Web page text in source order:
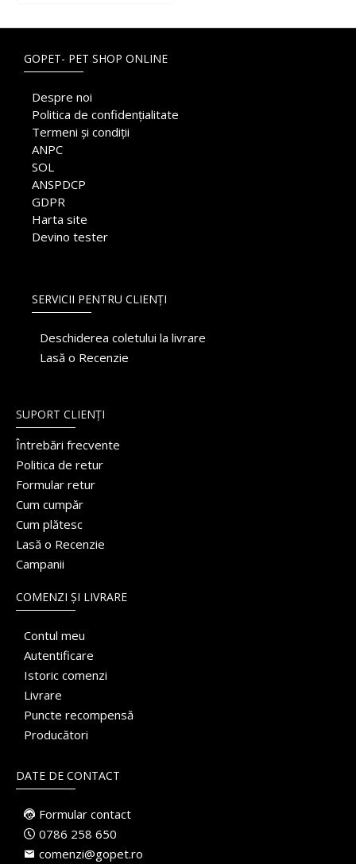
GOPET- PET SHOP ONLINE
Despre noi
Politica de confidențialitate
Termeni și condiții
ANPC
SOL
ANSPDCP
GDPR
Harta site
Devino tester
SERVICII PENTRU CLIENȚI
Deschiderea coletului la livrare
Lasă o Recenzie
SUPORT CLIENȚI
Întrebări frecvente
Politica de retur
Formular retur
Cum cumpăr
Cum plătesc
Lasă o Recenzie
Campanii
COMENZI ȘI LIVRARE
Contul meu
Autentificare
Istoric comenzi
Livrare
Puncte recompensă
Producători
DATE DE CONTACT
Formular contact
0786 258 650
comenzi@gopet.ro